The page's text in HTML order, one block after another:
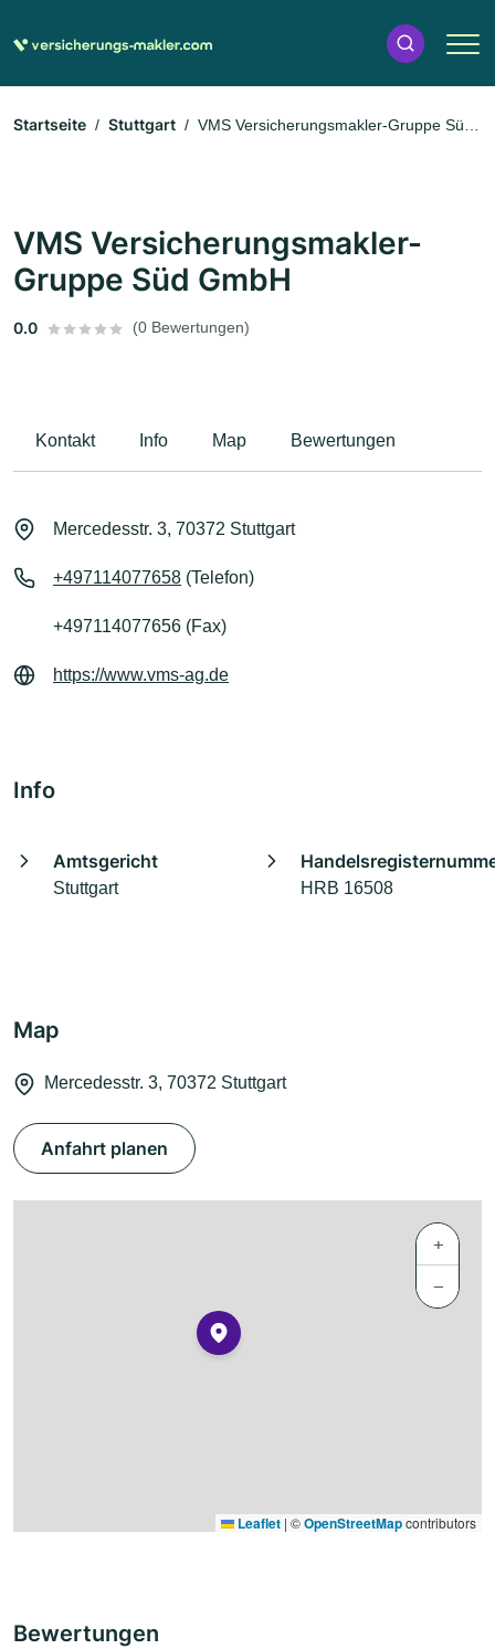
Startseite Stuttgart
VMS Versicherungsmakler-Gruppe Süd
VMS Versicherungsmakler-
Gruppe Süd GmbH
0.0 (0 Bewertungen)
Kontakt Info Map Bewertungen
Mercedesstr. 3, 70372 Stuttgart
+497114077658 (Telefon)
+497114077656 (Fax)
https://www.vms-ag.de
Info
Amtsgericht
Stuttgart HRB 16508
Map
Mercedesstr. 3, 70372 Stuttgart
Anfahrt planen
+
−
Leaflet | ©OpenStreetMapcontributors
Bewertungen